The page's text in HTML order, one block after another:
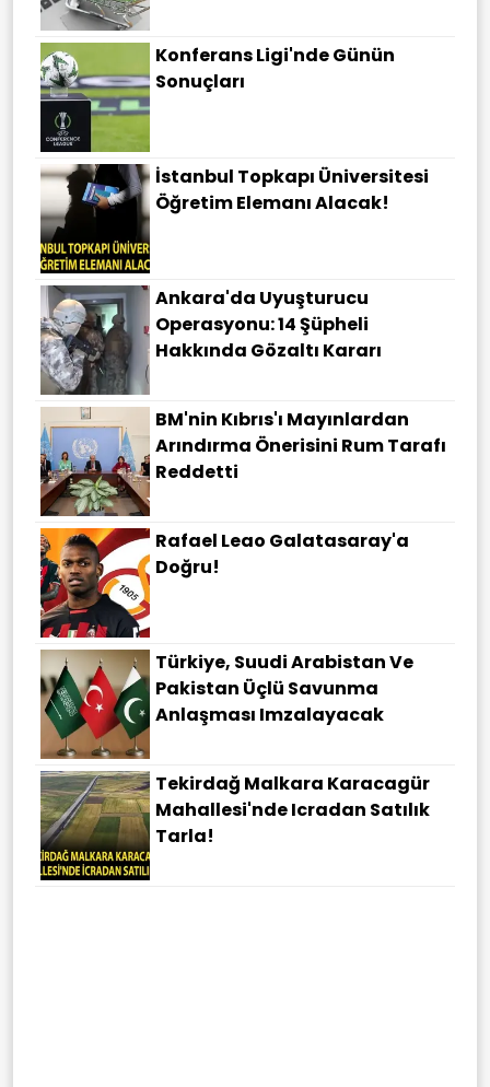
Konferans Ligi'nde Günün
Sonuçları
İstanbul Topkapı Üniversitesi
Öğretim Elemanı Alacak!
Ankara'da Uyuşturucu
Operasyonu: 14 Şüpheli
Hakkında Gözaltı Kararı
BM'nin Kıbrıs'ı Mayınlardan
Arındırma Önerisini Rum Tarafı
Reddetti
Rafael Leao Galatasaray'a
Doğru!
Türkiye, Suudi Arabistan Ve
Pakistan Üçlü Savunma
Anlaşması Imzalayacak
Tekirdağ Malkara Karacagür
Mahallesi'nde Icradan Satılık
Tarla!